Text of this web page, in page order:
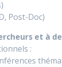
Post-Doc)
et à
: